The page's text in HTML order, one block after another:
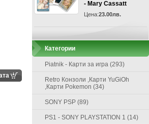
- Mary Cassatt
Цена:23.00лв.
Категории
Piatnik - Карти за игра (293)
Retro Конзоли ,Карти YuGiOh
,Карти Pokemon (34)
SONY PSP (89)
PS1 - SONY PLAYSTATION 1 (14)